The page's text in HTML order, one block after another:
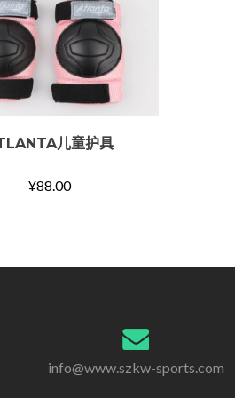
儿童护具
¥88.00
info@www.szkw-sports.com